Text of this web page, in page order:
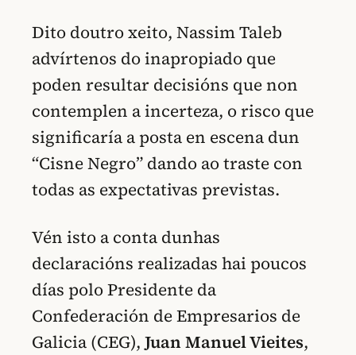
Dito doutro xeito, Nassim Taleb
advírtenos do inapropiado que
poden resultar decisións que non
contemplen a incerteza, o risco que
significaría a posta en escena dun
“Cisne Negro” dando ao traste con
todas as expectativas previstas.
Vén isto a conta dunhas
declaracións realizadas hai poucos
días polo Presidente da
Confederación de Empresarios de
Galicia (CEG), Juan Manuel Vieites,